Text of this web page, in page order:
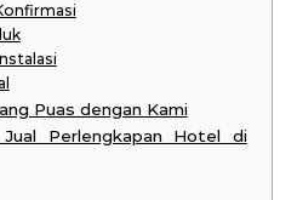
Puas dengan Kami
Perlengkapan Hotel di